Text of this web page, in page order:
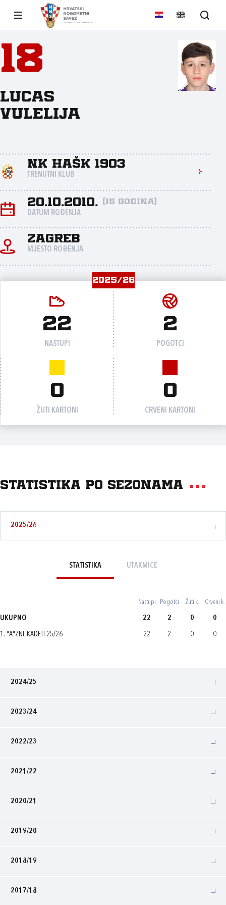
18
Lucas
Vulelija
NK HAŠK 1903
TRENUTNI KLUB
20.10.2010. (15 godina)
DATUM ROĐENJA
Zagreb
MJESTO ROĐENJA
2025/26
22
NASTUPI
2
POGOTCI
0
ŽUTI KARTONI
0
CRVENI KARTONI
Statistika po sezonama
2025/26
STATISTIKA UTAKMICE
Nastupi Pogotci Žuti k. Crveni k.
UKUPNO 22 2 0 0
1. "A"ZNL KADETI 25/26 22 2 0 0
2024/25
2023/24
2022/23
2021/22
2020/21
2019/20
2018/19
2017/18